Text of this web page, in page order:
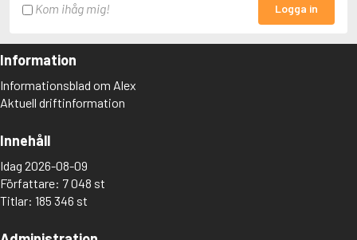
Kom ihåg mig! Logga in
Information
Informationsblad om Alex
Aktuell driftinformation
Innehåll
Idag 2026-08-09
Författare: 7 048 st
Titlar: 185 346 st